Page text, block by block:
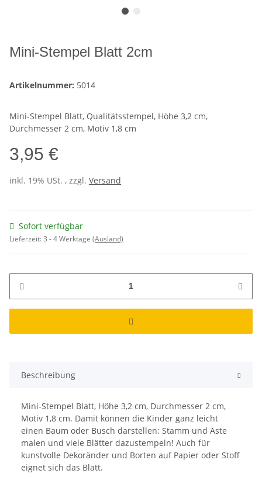
Mini-Stempel Blatt 2cm
Artikelnummer: 5014
Mini-Stempel Blatt, Qualitätsstempel, Höhe 3,2 cm,
Durchmesser 2 cm, Motiv 1,8 cm
3,95 €
inkl. 19% USt. , zzgl. Versand
Sofort verfügbar
Lieferzeit:3 - 4 Werktage (Ausland)
Beschreibung
Mini-Stempel Blatt, Höhe 3,2 cm, Durchmesser 2 cm,
Motiv 1,8 cm. Damit können die Kinder ganz leicht
einen Baum oder Busch darstellen: Stamm und Äste
malen und viele Blätter dazustempeln! Auch für
kunstvolle Dekoränder und Borten auf Papier oder Stoff
eignet sich das Blatt.